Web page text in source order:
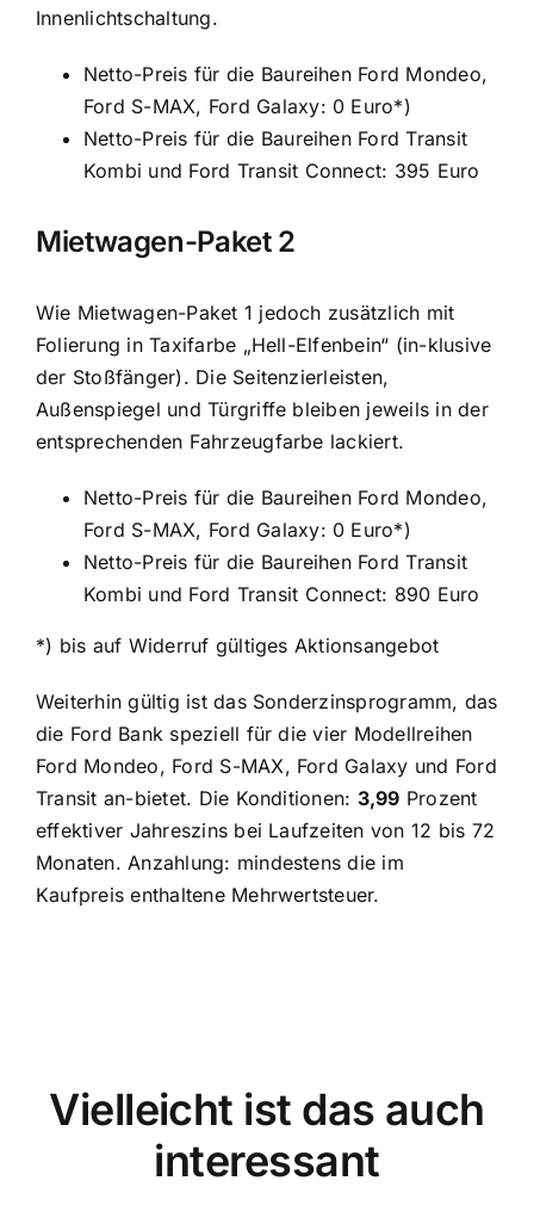
Innenlichtschaltung.
Netto-Preis für die Baureihen Ford Mondeo,
Ford S-MAX, Ford Galaxy: 0 Euro*)
Netto-Preis für die Baureihen Ford Transit
Kombi und Ford Transit Connect: 395 Euro
Mietwagen-Paket 2
Wie Mietwagen-Paket 1 jedoch zusätzlich mit
Folierung in Taxifarbe „Hell-Elfenbein“ (in-klusive
der Stoßfänger). Die Seitenzierleisten,
Außenspiegel und Türgriffe bleiben jeweils in der
entsprechenden Fahrzeugfarbe lackiert.
Netto-Preis für die Baureihen Ford Mondeo,
Ford S-MAX, Ford Galaxy: 0 Euro*)
Netto-Preis für die Baureihen Ford Transit
Kombi und Ford Transit Connect: 890 Euro
*) bis auf Widerruf gültiges Aktionsangebot
Weiterhin gültig ist das Sonderzinsprogramm, das
die Ford Bank speziell für die vier Modellreihen
Ford Mondeo, Ford S-MAX, Ford Galaxy und Ford
Transit an-bietet. Die Konditionen: 3,99 Prozent
effektiver Jahreszins bei Laufzeiten von 12 bis 72
Monaten. Anzahlung: mindestens die im
Kaufpreis enthaltene Mehrwertsteuer.
Vielleicht ist das auch
interessant